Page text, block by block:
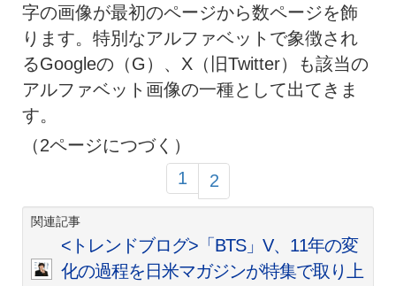
字の画像が最初のページから数ページを飾
ります。特別なアルファベットで象徴され
るGoogleの（G）、X（旧Twitter）も該当の
アルファベット画像の一種として出てきま
す。
（2ページにつづく）
1
2
関連記事
<トレンドブログ>「BTS」V、11年の変
化の過程を日米マガジンが特集で取り上